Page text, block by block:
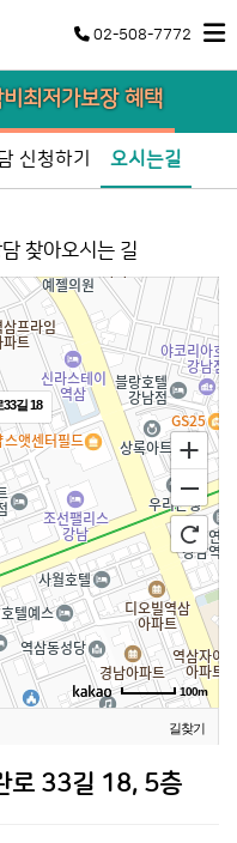
02-508-7772
최저가보장 혜택
신청하기 오시는길
찾아오시는 길
길 18
100m
길찾기
로 33길 18, 5층